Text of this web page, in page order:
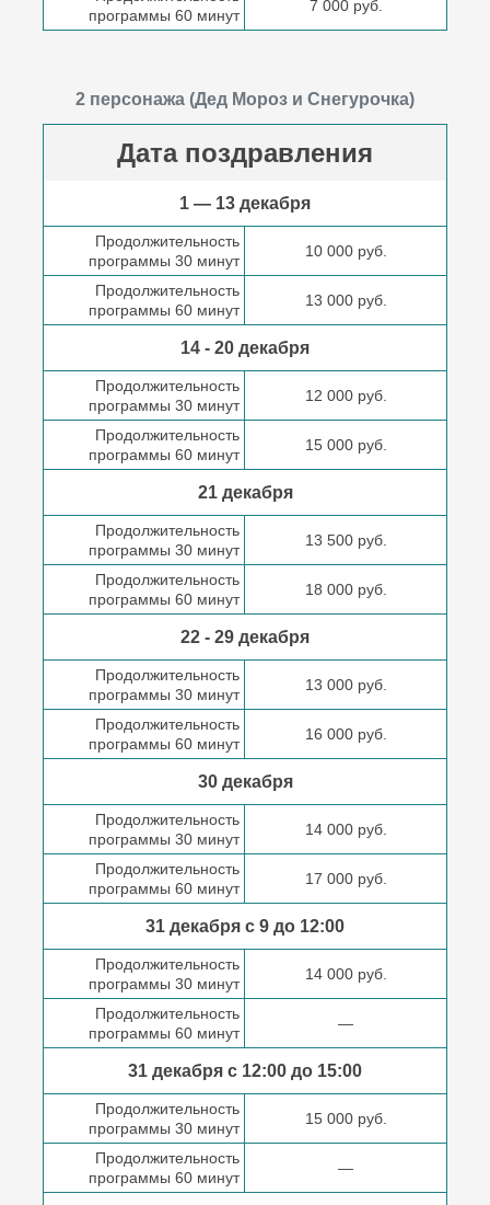
программы 60 минут
7 000 руб.
2 персонажа (Дед Мороз и Снегурочка)
Дата поздравления
1 — 13 декабря
Продолжительность
программы 30 минут
10 000 руб.
Продолжительность
программы 60 минут
13 000 руб.
14 - 20 декабря
Продолжительность
программы 30 минут
12 000 руб.
Продолжительность
программы 60 минут
15 000 руб.
21 декабря
Продолжительность
программы 30 минут
13 500 руб.
Продолжительность
программы 60 минут
18 000 руб.
22 - 29 декабря
Продолжительность
программы 30 минут
13 000 руб.
Продолжительность
программы 60 минут
16 000 руб.
30 декабря
Продолжительность
программы 30 минут
14 000 руб.
Продолжительность
программы 60 минут
17 000 руб.
31 декабря с 9 до 12:00
Продолжительность
программы 30 минут
14 000 руб.
Продолжительность
программы 60 минут
—
31 декабря с 12:00 до 15:00
Продолжительность
программы 30 минут
15 000 руб.
Продолжительность
программы 60 минут
—